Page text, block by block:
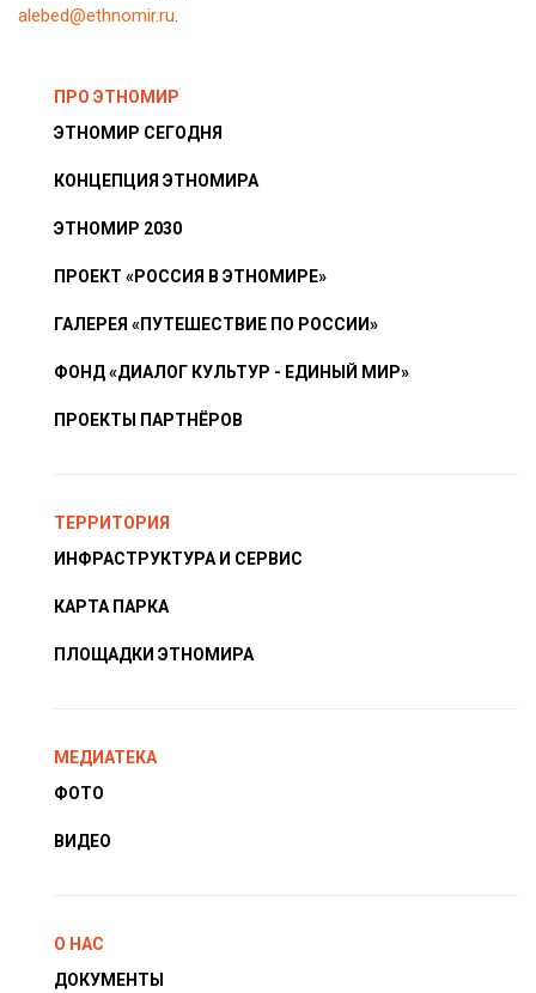
alebed@ethnomir.ru.
ПРО ЭТНОМИР
ЭТНОМИР СЕГОДНЯ
КОНЦЕПЦИЯ ЭТНОМИРА
ЭТНОМИР 2030
ПРОЕКТ «РОССИЯ В ЭТНОМИРЕ»
ГАЛЕРЕЯ «ПУТЕШЕСТВИЕ ПО РОССИИ»
ФОНД «ДИАЛОГ КУЛЬТУР - ЕДИНЫЙ МИР»
ПРОЕКТЫ ПАРТНЁРОВ
ТЕРРИТОРИЯ
ИНФРАСТРУКТУРА И СЕРВИС
КАРТА ПАРКА
ПЛОЩАДКИ ЭТНОМИРА
МЕДИАТЕКА
ФОТО
ВИДЕО
О НАС
ДОКУМЕНТЫ